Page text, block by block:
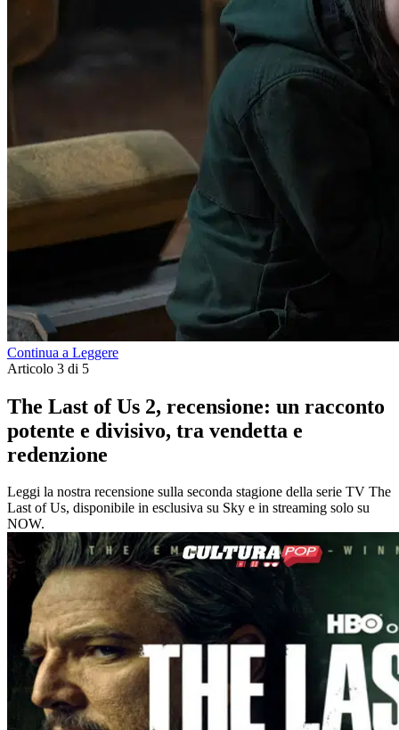
Continua a Leggere
Articolo 3 di 5
The Last of Us 2, recensione: un racconto
potente e divisivo, tra vendetta e
redenzione
Leggi la nostra recensione sulla seconda stagione della serie TV The
Last of Us, disponibile in esclusiva su Sky e in streaming solo su
NOW.